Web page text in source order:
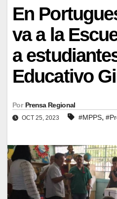
En
va a la
a
Educativo
Por Prensa Regional
OCT 25, 2023 #MPPS,